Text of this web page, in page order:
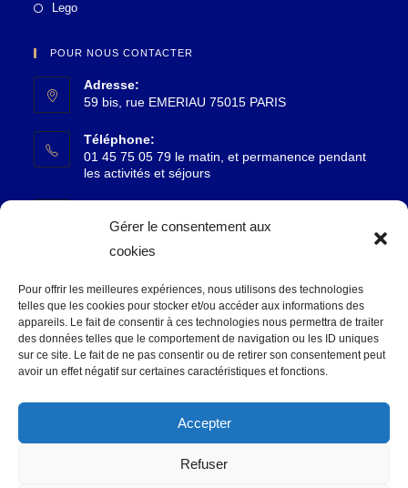
Gérer le consentement aux
cookies
Pour offrir les meilleures expériences, nous utilisons des technologies
telles que les cookies pour stocker et/ou accéder aux informations des
appareils. Le fait de consentir à ces technologies nous permettra de traiter
des données telles que le comportement de navigation ou les ID uniques
sur ce site. Le fait de ne pas consentir ou de retirer son consentement peut
avoir un effet négatif sur certaines caractéristiques et fonctions.
Accepter
Refuser
Lego
POUR NOUS CONTACTER
Adresse:
59 bis, rue EMERIAU 75015 PARIS
Téléphone:
01 45 75 05 79 le matin, et permanence pendant
les activités et séjours
accueil@reflets15.frS’ouvre
S’ouvre
un
MENTIONS LÉGALES
POLITIQUE DE CONFIDENTIALITE